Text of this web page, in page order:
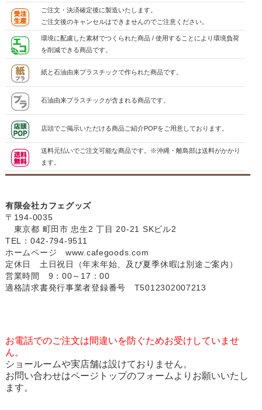
ご注文・決済確定後に製造いたします。
ご注文後のキャンセルはできませんのでご注意ください。
環境に配慮した素材でつくられた商品 / 使用することにより環境負荷
を削減できる商品です。
紙と石油由来プラスチックで作られた商品です。
石油由来プラスチックが含まれる商品です。
店頭でご掲示いただける商品ご紹介POPをご用意しております。
送料元払いでご注文可能な商品です。※沖縄・離島部は送料がかかり
ます。
有限会社カフェグッズ
〒194-0035
東京都 町田市 忠生2 丁目 20-21 SKビル2
TEL：042-794-9511
ホームページ www.cafegoods.com
定休日 土日祝日（年末年始、及び夏季休暇は別途ご案内）
営業時間 9：00～17：00
適格請求書発行事業者登録番号 T5012302007213
お電話でのご注文は間違いを防ぐためお受けしていませ
ん。
ショールームや実店舗は設けておりません。
お問い合わせはページトップのフォームよりお願いいたし
ます。